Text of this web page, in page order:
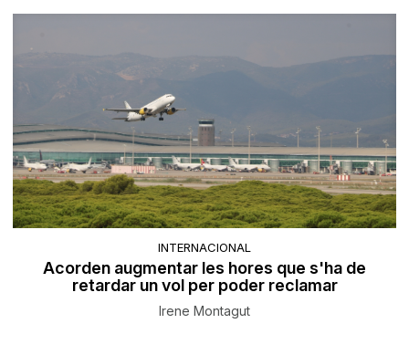
INTERNACIONAL
Acorden augmentar les hores que s'ha de
retardar un vol per poder reclamar
Irene Montagut